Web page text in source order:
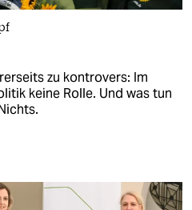
zu kontrovers: Im
keine Rolle. Und was tun